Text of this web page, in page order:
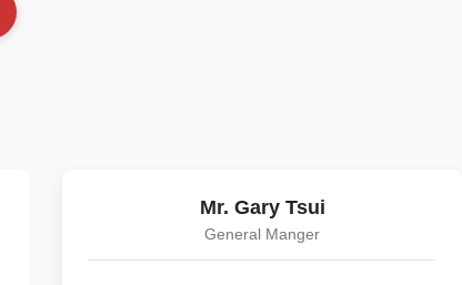
Mr. Gary Tsui
General Manger